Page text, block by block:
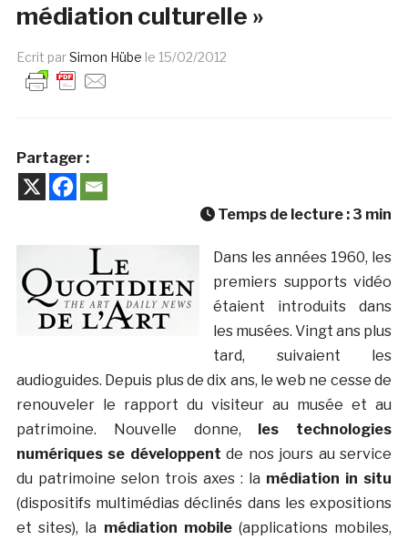
médiation culturelle »
Ecrit parSimon Hübe le 15/02/2012
Partager :
Temps de lecture : 3 min
Dans les années 1960, les
premiers supports vidéo
étaient introduits dans
les musées. Vingt ans plus
tard, suivaient les
audioguides. Depuis plus de dix ans, le web ne cesse de
renouveler le rapport du visiteur au musée et au
patrimoine. Nouvelle donne, les technologies
numériques se développent de nos jours au service
du patrimoine selon trois axes : la médiation in situ
(dispositifs multimédias déclinés dans les expositions
et sites), la médiation mobile(applications mobiles,